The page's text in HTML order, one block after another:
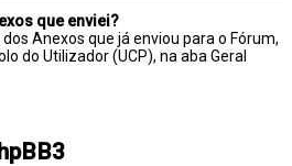
que enviei?
Anexos que já enviou para o Fórum,
do Utilizador (UCP), na aba Geral